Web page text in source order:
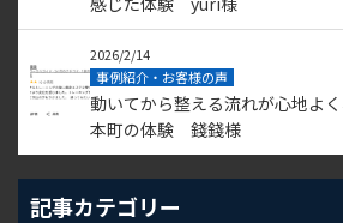
2026/2/14
事例紹介・お客様の声
動いてから整える流れが心地よ
本町の体験 錢錢様
記事カテゴリー